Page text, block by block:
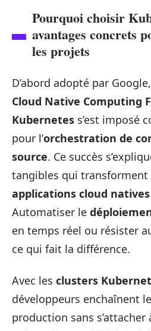
Pourquoi choisir
avantages concrets
les projets
D’abord adopté par
Cloud Native Computing
Kubernetes s’est imposé
pour l’orchestration de
source. Ce succès
tangibles qui transforment
applications cloud natives
Automatiser le
en temps réel ou résister
ce qui fait la différence.
Avec les clusters
développeurs enchaînent
production sans